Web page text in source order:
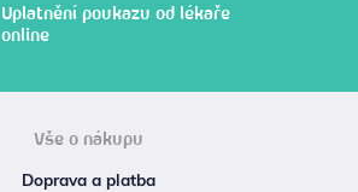
Uplatnění poukazu od lékaře
online
Vše o nákupu
Doprava a platba